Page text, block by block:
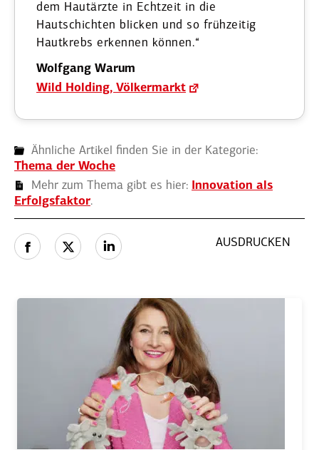
dem Hautärzte in Echtzeit in die
Hautschichten bli­cken und so frühzeitig
Hautkrebs erkennen können.“
Wolfgang Warum
Wild Holding, Völker­markt
Ähnliche Artikel finden Sie in der Kategorie:
Thema der Woche
Mehr zum Thema gibt es hier: Innovation als
Erfolgs­faktor.
AUSDRUCKEN